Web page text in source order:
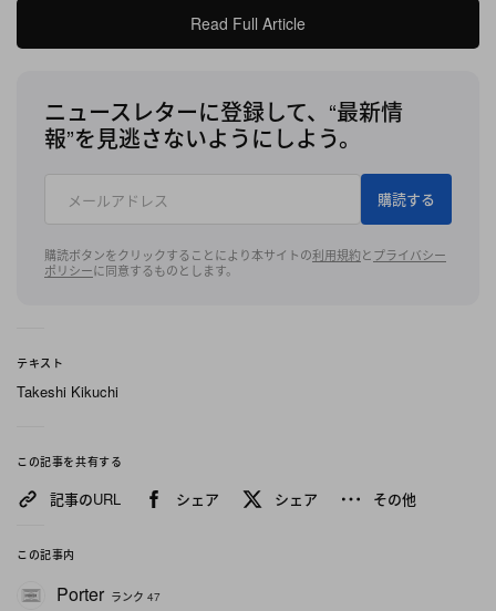
製を日本とイタリアで行い、クオリティを何よりも
大切にした決して妥協しないものづくりを行ってい
両者の初となるコラボレーションでは、スイスの山
岳地帯でホテルを経営するラムダンの山に対する敬
愛から、オーセンティックなハイキング用バックパ
ースに、海や山からインスピレーションを受けたデ
ビーユースにも耐えうるタフな作りに。サイドポケ
ットには漁網を、裏地には光沢感のあるナイロンツ
インへと昇華。ステッチは通常よりも太い番手の糸
を用いて、ハンドステッチをモチーフにあえて粗く
金メッキを施し、ヘビーオンスのキャンバス生地な
らではの風合いとラグジュアリー感のコントラスト
Read Full Article
ニュースレターに登録して、“最新情
報”を見逃さないようにしよう。
購読する
購読ボタンをクリックすることにより本サイトの利用規約とプライバシー
ポリシーに同意するものとします。
テキスト
Takeshi Kikuchi
この記事を共有する
記事のURL シェア シェア その他
この記事内
Porter ランク 47